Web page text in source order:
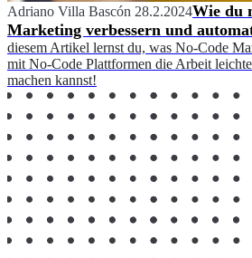
Adriano Villa Bascón 28.2.2024Wie du
Marketing verbessern und
diesem Artikel lernst du, was No-Code
mit No-Code Plattformen die Arbeit
machen kannst!